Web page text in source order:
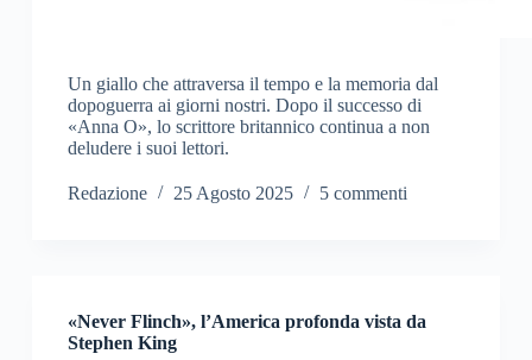
Un giallo che attraversa il tempo e la memoria dal
dopoguerra ai giorni nostri. Dopo il successo di
«Anna O», lo scrittore britannico continua a non
deludere i suoi lettori.
Redazione 25 Agosto 2025 5 commenti
«Never Flinch», l’America profonda vista da
Stephen King